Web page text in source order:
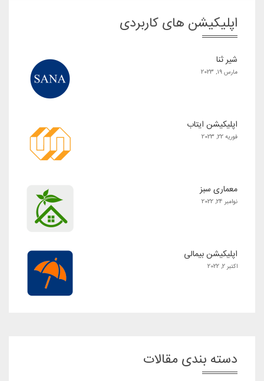
اپلیکیشن های کاربردی
شیر ثنا
مارس 19, 2023
اپلیکیشن ایتاب
فوریه 22, 2023
معماری سبز
نوامبر 24, 2022
اپلیکیشن بیمالی
اکتبر 2, 2022
دسته بندی مقالات